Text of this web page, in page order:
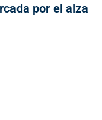
por el alza